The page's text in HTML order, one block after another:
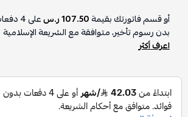
أو قسم فاتورتك بقيمة107.50 ر.س على4
بدون رسوم تأخير، متوافقة مع الشريعة الإسلامية
اعرف أكثر